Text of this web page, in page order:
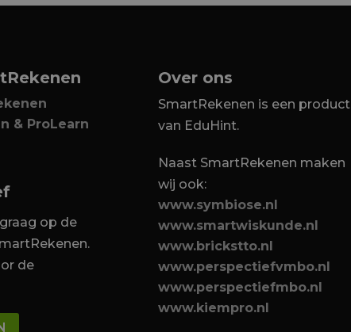
& ProLearn
op de
de
Over ons
SmartRekenen is een product
van EduHint.
Naast SmartRekenen maken
wij ook:
www.symbiose.nl
www.smartwiskunde.nl
www.brickstto.nl
www.perspectiefvmbo.nl
www.perspectiefmbo.nl
www.kiempro.nl